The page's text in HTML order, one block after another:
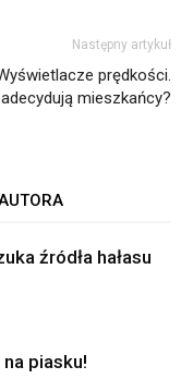
Następny artykuł
prędkości.
mieszkańcy?
źródła hałasu
piasku!